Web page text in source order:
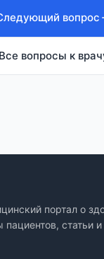
вопрос
Все вопросы к
портал о
статьи